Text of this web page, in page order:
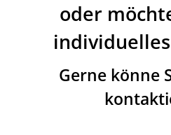
oder
Gerne könne